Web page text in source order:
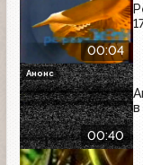
00:04
00:40
в
Анонс